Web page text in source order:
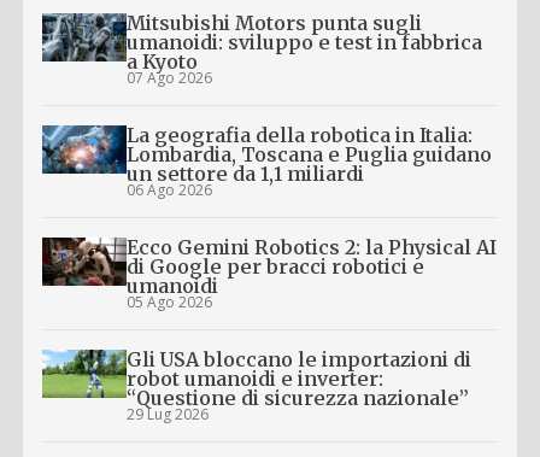
Mitsubishi Motors punta sugli
umanoidi: sviluppo e test in fabbrica
a Kyoto
07 Ago 2026
La geografia della robotica in Italia:
Lombardia, Toscana e Puglia guidano
un settore da 1,1 miliardi
06 Ago 2026
Ecco Gemini Robotics 2: la Physical AI
di Google per bracci robotici e
umanoidi
05 Ago 2026
Gli USA bloccano le importazioni di
robot umanoidi e inverter:
“Questione di sicurezza nazionale”
29 Lug 2026